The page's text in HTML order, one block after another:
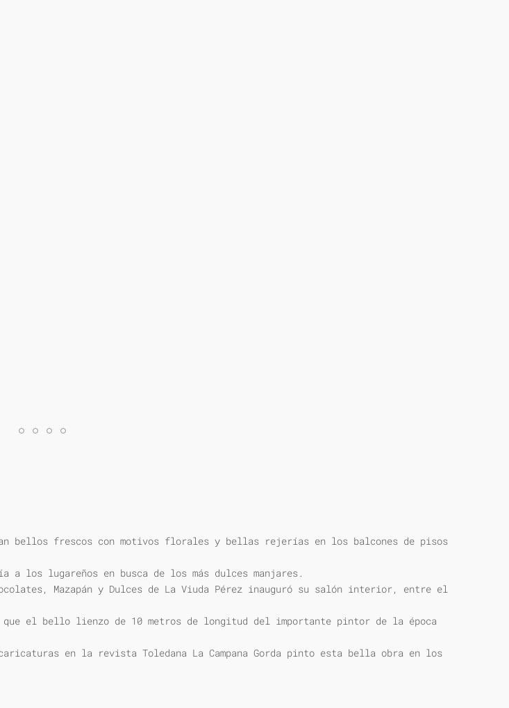
bellos frescos con motivos florales y bellas rejerías en los balcones de pisos
a los lugareños en busca de los más dulces manjares.
Mazapán y Dulces de La Viuda Pérez inauguró su salón interior, entre el
el bello lienzo de 10 metros de longitud del importante pintor de la época
en la revista Toledana La Campana Gorda pinto esta bella obra en los